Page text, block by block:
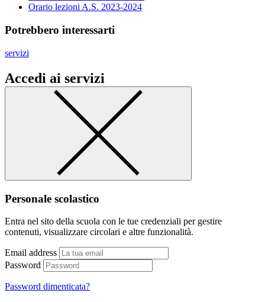
Orario lezioni A.S. 2023-2024
Potrebbero interessarti
servizi
Accedi ai servizi
Personale scolastico
Entra nel sito della scuola con le tue credenziali per gestire
contenuti, visualizzare circolari e altre funzionalità.
Email address
Password
Password dimenticata?